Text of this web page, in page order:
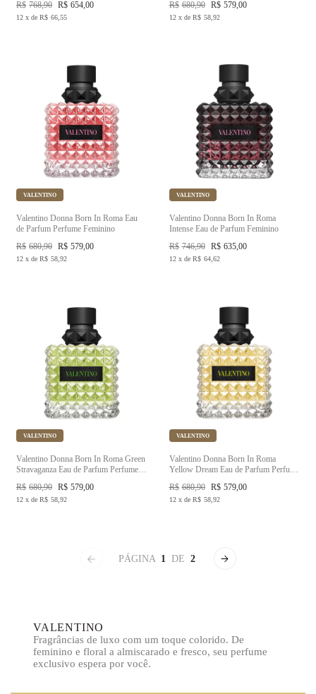
R$ 654,00
R$ 768,90
12 x de R$ 66,55
R$ 579,00
R$ 680,90
12 x de R$ 58,92
VALENTINO
Valentino Donna Born In Roma Eau
de Parfum Perfume Feminino
R$ 579,00
R$ 680,90
12 x de R$ 58,92
VALENTINO
Valentino Donna Born In Roma
Intense Eau de Parfum Feminino
R$ 635,00
R$ 746,90
12 x de R$ 64,62
VALENTINO
Valentino Donna Born In Roma Green
Stravaganza Eau de Parfum Perfume
R$ 579,00
R$ 680,90
12 x de R$ 58,92
VALENTINO
Valentino Donna Born In Roma
Yellow Dream Eau de Parfum Perfume
R$ 579,00
R$ 680,90
12 x de R$ 58,92
PÁGINA 1 DE 2
VALENTINO
Fragrâncias de luxo com um toque colorido. De
feminino e floral a almiscarado e fresco, seu perfume
exclusivo espera por você.